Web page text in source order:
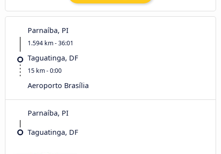
Parnaíba, PI
1.594 km - 36:01
Taguatinga, DF
15 km - 0:00
Aeroporto Brasília
Parnaíba, PI
Taguatinga, DF